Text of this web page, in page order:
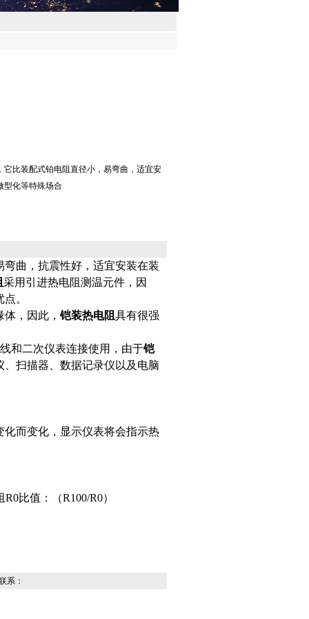
比装配式铂电阻直径小，易弯曲，适宜安
型化等特殊场合
，抗震性好，适宜安装在装
采用引进热电阻测温元件，因
。
，因此， 铠装热电阻具有很强
二次仪表连接使用，由于铠
、扫描器、数据记录仪以及电脑
化而变化，显示仪表将会指示热
值：（R100/R0）
：